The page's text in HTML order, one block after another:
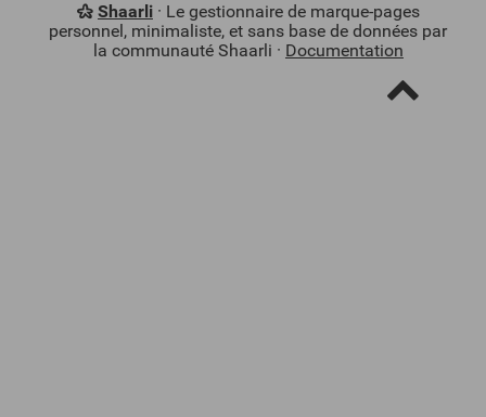
Shaarli· Le gestionnaire de marque-pages
personnel, minimaliste, et sans base de données par
la communauté Shaarli · Documentation